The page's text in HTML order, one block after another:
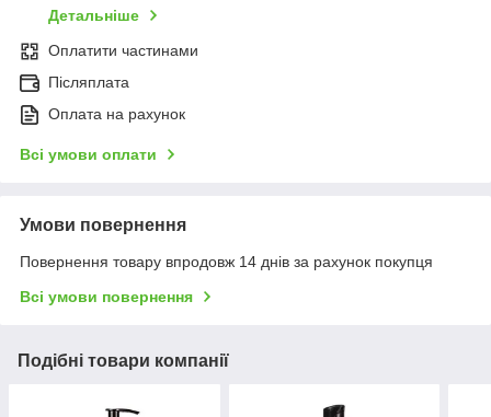
Детальніше
Оплатити частинами
Післяплата
Оплата на рахунок
Всі умови оплати
Умови повернення
Повернення товару впродовж 14 днів за рахунок покупця
Всі умови повернення
Подібні товари компанії